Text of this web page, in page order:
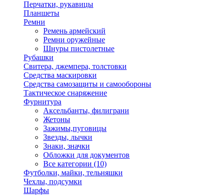
Перчатки, рукавицы
Планшеты
Ремни
Ремень армейский
Ремни оружейные
Шнуры пистолетные
Рубашки
Свитера, джемпера, толстовки
Средства маскировки
Средства самозащиты и самообороны
Тактическое снаряжение
Фурнитура
Аксельбанты, филиграни
Жетоны
Зажимы,пуговицы
Звезды, лычки
Знаки, значки
Обложки для документов
Все категории (10)
Футболки, майки, тельняшки
Чехлы, подсумки
Шарфы